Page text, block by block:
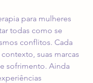
para mulheres
todas como se
conflitos. Cada
suas marcas
sofrimento. Ainda